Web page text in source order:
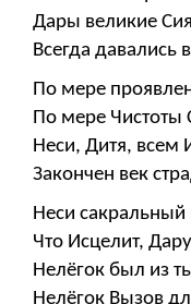
Дары великие
Всегда давались
По мере
По мере Чистоты
Неси, Дитя, всем
Закончен век
Неси
Что Исцелит,
Нелёгок был из
Нелёгок Вызов